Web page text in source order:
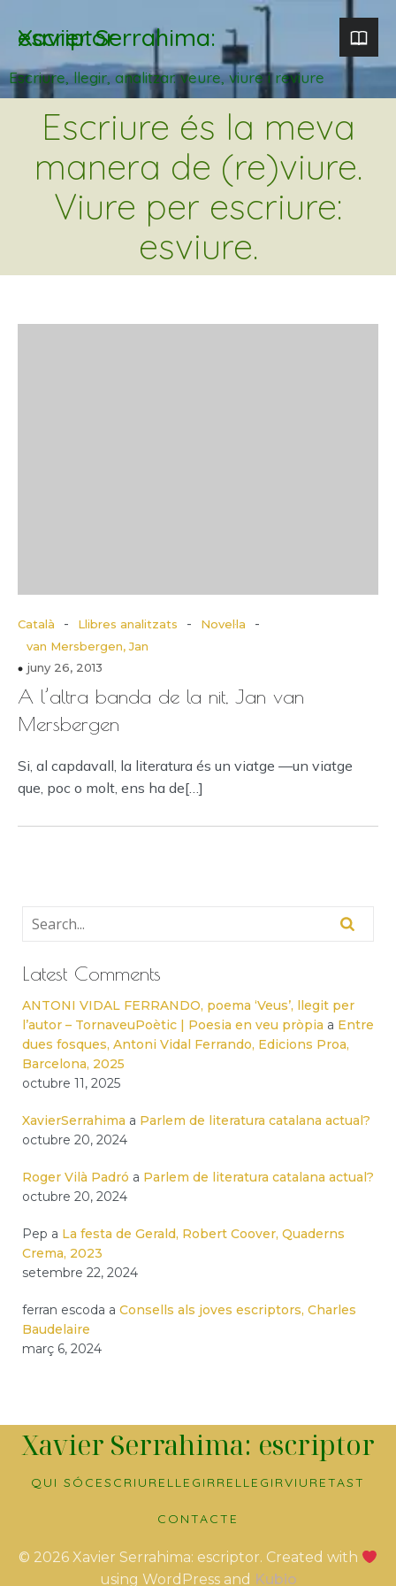
Xavier Serrahima: escriptor
Escriure, llegir, analitzar. veure, viure i reviure
Escriure és la meva
manera de (re)viure.
Viure per escriure:
esviure.
Català - Llibres analitzats - Novel·la -
van Mersbergen, Jan
juny 26, 2013
A l’altra banda de la nit, Jan van
Mersbergen
Si, al capdavall, la literatura és un viatge —un viatge
que, poc o molt, ens ha de[…]
Latest Comments
ANTONI VIDAL FERRANDO, poema ‘Veus’, llegit per
l’autor – TornaveuPoètic | Poesia en veu pròpia a Entre
dues fosques, Antoni Vidal Ferrando, Edicions Proa,
Barcelona, 2025
octubre 11, 2025
XavierSerrahima a Parlem de literatura catalana actual?
octubre 20, 2024
Roger Vilà Padró a Parlem de literatura catalana actual?
octubre 20, 2024
Pep a La festa de Gerald, Robert Coover, Quaderns
Crema, 2023
setembre 22, 2024
ferran escoda a Consells als joves escriptors, Charles
Baudelaire
març 6, 2024
Xavier Serrahima: escriptor
QUI SÓC ESCRIURE LLEGIRRELLEGIRVIURETAST
CONTACTE
© 2026 Xavier Serrahima: escriptor. Created with
using WordPress and Kubio